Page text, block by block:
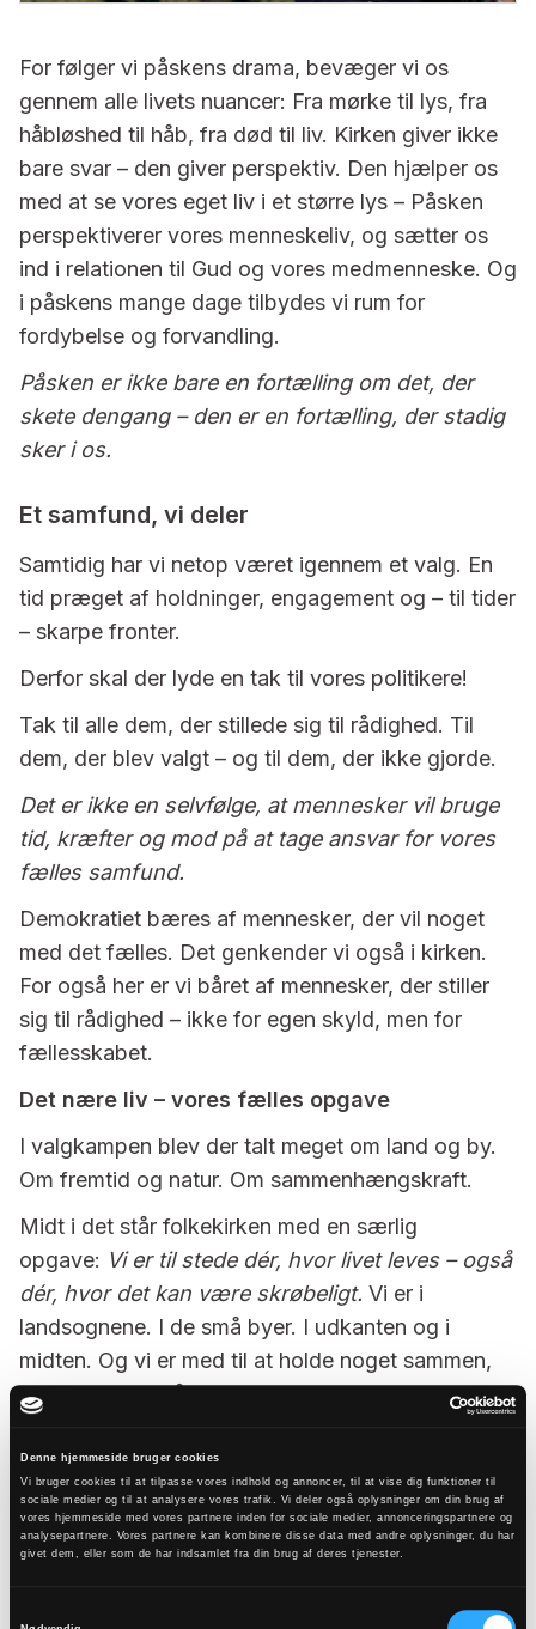
Denne hjemmeside bruger cookies
Vi bruger cookies til at tilpasse vores indhold og annoncer, til at vise dig funktioner til
sociale medier og til at analysere vores trafik. Vi deler også oplysninger om din brug af
vores hjemmeside med vores partnere inden for sociale medier, annonceringspartnere og
analysepartnere. Vores partnere kan kombinere disse data med andre oplysninger, du har
givet dem, eller som de har indsamlet fra din brug af deres tjenester.
For følger vi påskens drama, bevæger vi os
gennem alle livets nuancer: Fra mørke til lys, fra
håbløshed til håb, fra død til liv. Kirken giver ikke
bare svar – den giver perspektiv. Den hjælper os
med at se vores eget liv i et større lys – Påsken
perspektiverer vores menneskeliv, og sætter os
ind i relationen til Gud og vores medmenneske. Og
i påskens mange dage tilbydes vi rum for
fordybelse og forvandling.
Påsken er ikke bare en fortælling om det, der
skete dengang – den er en fortælling, der stadig
sker i os.
Et samfund, vi deler
Samtidig har vi netop været igennem et valg. En
tid præget af holdninger, engagement og – til tider
– skarpe fronter.
Derfor skal der lyde en tak til vores politikere!
Tak til alle dem, der stillede sig til rådighed. Til
dem, der blev valgt – og til dem, der ikke gjorde.
Det er ikke en selvfølge, at mennesker vil bruge
tid, kræfter og mod på at tage ansvar for vores
fælles samfund.
Demokratiet bæres af mennesker, der vil noget
med det fælles. Det genkender vi også i kirken.
For også her er vi båret af mennesker, der stiller
sig til rådighed – ikke for egen skyld, men for
fællesskabet.
Det nære liv – vores fælles opgave
I valgkampen blev der talt meget om land og by.
Om fremtid og natur. Om sammenhængskraft.
Midt i det står folkekirken med en særlig
opgave: Vi er til stede dér, hvor livet leves – også
dér, hvor det kan være skrøbeligt. Vi er i
landsognene. I de små byer. I udkanten og i
midten. Og vi er med til at holde noget sammen,
som ikke kan måles alene i tal.
også dér, hvor det ikke er let – handler det ikke
kun om bemanding. Det handler om nærvær:En
præst er ikke bare en funktion. Det er et